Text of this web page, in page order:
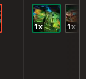
1x 1x